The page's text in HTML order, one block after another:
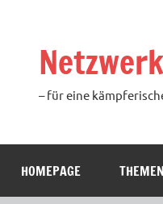
springenNetzwerk
– für eine
HOMEPAGE THEMEN